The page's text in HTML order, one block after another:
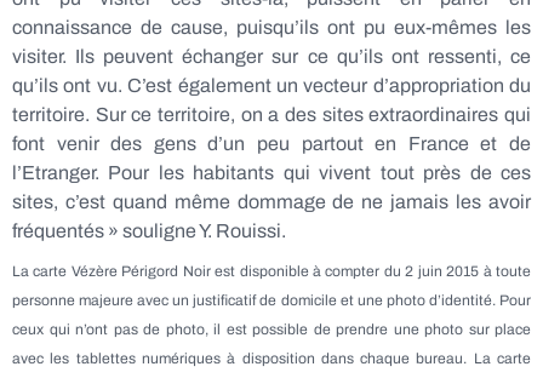
connaissance de cause, puisqu’ils ont pu eux-mêmes les
visiter. Ils peuvent échanger sur ce qu’ils ont ressenti, ce
qu’ils ont vu. C’est également un vecteur d’appropriation du
territoire. Sur ce territoire, on a des sites extraordinaires qui
font venir des gens d’un peu partout en France et de
l’Etranger. Pour les habitants qui vivent tout près de ces
sites, c’est quand même dommage de ne jamais les avoir
fréquentés » souligne Y. Rouissi.
La carte Vézère Périgord Noir est disponible à compter du 2 juin 2015 à toute
personne majeure avec un justificatif de domicile et une photo d’identité. Pour
ceux qui n’ont pas de photo, il est possible de prendre une photo sur place
avec les tablettes numériques à disposition dans chaque bureau. La carte